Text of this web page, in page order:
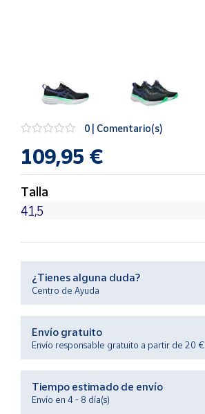
Solidarios
Ayuda
Centro
de ayuda
Contacto
Vendedores
vendedores
vendedor
vendedor
0 | Comentario(s)
109,95 €
Talla
¿Tienes alguna duda?
Centro de Ayuda
Envío gratuito
Envío responsable gratuito a partir de 20 €
Tiempo estimado de envío
Envío en 4 - 8 día(s)